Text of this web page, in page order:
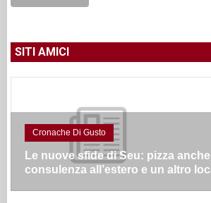
SITI AMICI
Cronache Di Gusto
Le nuove sfide di Seu: pizza
consulenza all’estero e un altro